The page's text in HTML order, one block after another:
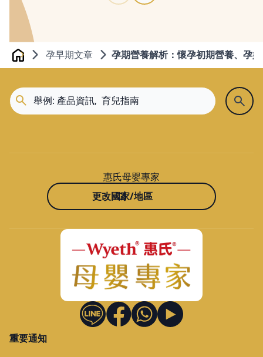
Home 孕早期文章 孕期營養解析：懷孕初期營養、孕
惠氏母嬰專家
更改國家/地區
重要通知